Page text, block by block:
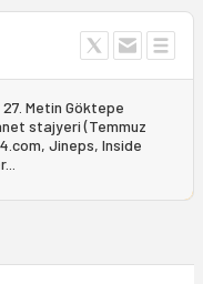
Metin Göktepe
stajyeri (Temmuz
Jineps, Inside